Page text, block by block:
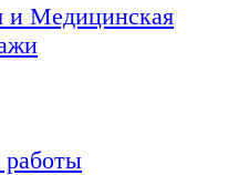
и Медицинская